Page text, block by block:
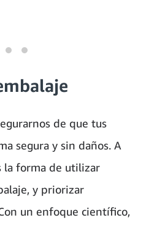
de que tus
segura y sin daños. A
la forma de utilizar
y priorizar
un enfoque científico,